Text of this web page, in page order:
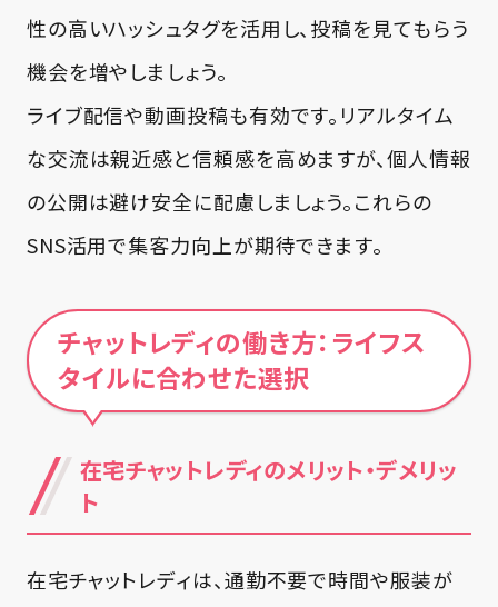
性の高いハッシュタグを活用し、投稿を見てもらう
機会を増やしましょう。
ライブ配信や動画投稿も有効です。リアルタイム
な交流は親近感と信頼感を高めますが、個人情報
の公開は避け安全に配慮しましょう。これらの
SNS活用で集客力向上が期待できます。
チャットレディの働き方：ライフス
タイルに合わせた選択
在宅チャットレディのメリット・デメリッ
ト
在宅チャットレディは、通勤不要で時間や服装が